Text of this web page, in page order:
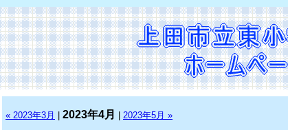
« 2023年3月 2023年4月 2023年5月 »